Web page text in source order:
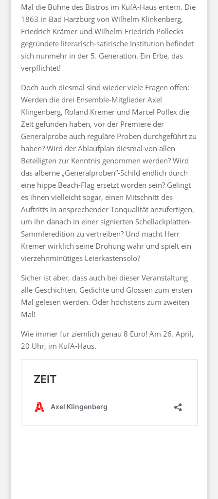
Mal die Bühne des Bistros im KufA-Haus entern. Die
1863 in Bad Harzburg von Wilhelm Klinkenberg,
Friedrich Krämer und Wilhelm-Friedrich Pollecks
gegründete literarisch-satirische Institution befindet
sich nunmehr in der 5. Generation. Ein Erbe, das
verpflichtet!
Doch auch diesmal sind wieder viele Fragen offen:
Werden die drei Ensemble-Mitglieder Axel
Klingenberg, Roland Kremer und Marcel Pollex die
Zeit gefunden haben, vor der Premiere der
Generalprobe auch reguläre Proben durchgeführt zu
haben? Wird der Ablaufplan diesmal von allen
Beteiligten zur Kenntnis genommen werden? Wird
das alberne „Generalproben“-Schild endlich durch
eine hippe Beach-Flag ersetzt worden sein? Gelingt
es ihnen vielleicht sogar, einen Mitschnitt des
Auftritts in ansprechender Tonqualität anzufertigen,
um ihn danach in einer signierten Schellackplatten-
Sammleredition zu vertreiben? Und macht Herr
Kremer wirklich seine Drohung wahr und spielt ein
vierzehnminütiges Leierkastensolo?
Sicher ist aber, dass auch bei dieser Veranstaltung
alle Geschichten, Gedichte und Glossen zum ersten
Mal gelesen werden. Oder höchstens zum zweiten
Mal!
Wie immer für ziemlich genau 8 Euro! Am 26. April,
20 Uhr, im KufA-Haus.